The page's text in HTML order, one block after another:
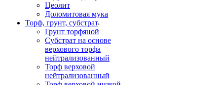
Цеолит
Доломитовая мука
Торф, грунт, субстрат
Грунт торфяной
Субстрат на основе
верхового торфа
нейтрализованный
Торф верховой
нейтрализованный